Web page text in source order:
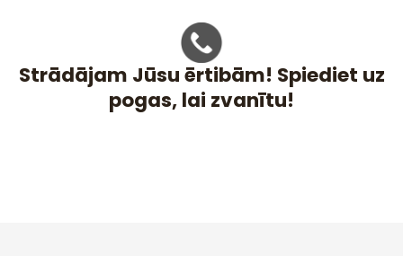
Strādājam Jūsu ērtibām! Spiediet uz
pogas, lai zvanītu!